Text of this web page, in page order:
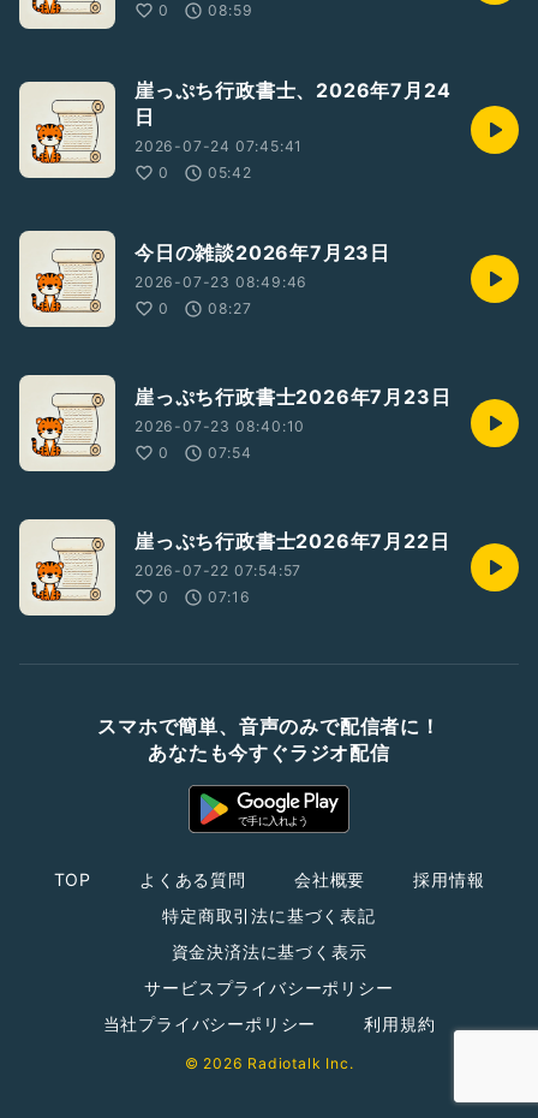
0
08:59
崖っぷち行政書士、2026年7月24
日
2026-07-24 07:45:41
0
05:42
今日の雑談2026年7月23日
2026-07-23 08:49:46
0
08:27
崖っぷち行政書士2026年7月23日
2026-07-23 08:40:10
0
07:54
崖っぷち行政書士2026年7月22日
2026-07-22 07:54:57
0
07:16
スマホで簡単、音声のみで配信者に！
あなたも今すぐラジオ配信
TOP よくある質問 会社概要
採用情報
特定商取引法に基づく表記
資金決済法に基づく表示
サービスプライバシーポリシー
当社プライバシーポリシー
利用規約
© 2026 Radiotalk Inc.